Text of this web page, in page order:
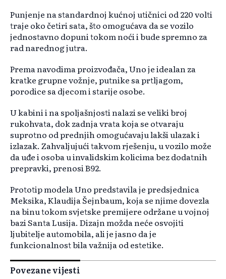
Punjenje na standardnoj kućnoj utičnici od 220 volti
traje oko četiri sata, što omogućava da se vozilo
jednostavno dopuni tokom noći i bude spremno za
rad narednog jutra.
Prema navodima proizvođača, Uno je idealan za
kratke grupne vožnje, putnike sa prtljagom,
porodice sa djecom i starije osobe.
U kabini i na spoljašnjosti nalazi se veliki broj
rukohvata, dok zadnja vrata koja se otvaraju
suprotno od prednjih omogućavaju lakši ulazak i
izlazak. Zahvaljujući takvom rješenju, u vozilo može
da uđe i osoba u invalidskim kolicima bez dodatnih
prepravki, prenosi B92.
Prototip modela Uno predstavila je predsjednica
Meksika, Klaudija Šejnbaum, koja se njime dovezla
na binu tokom svjetske premijere održane u vojnoj
bazi Santa Lusija. Dizajn možda neće osvojiti
ljubitelje automobila, ali je jasno da je
funkcionalnost bila važnija od estetike.
Povezane vijesti